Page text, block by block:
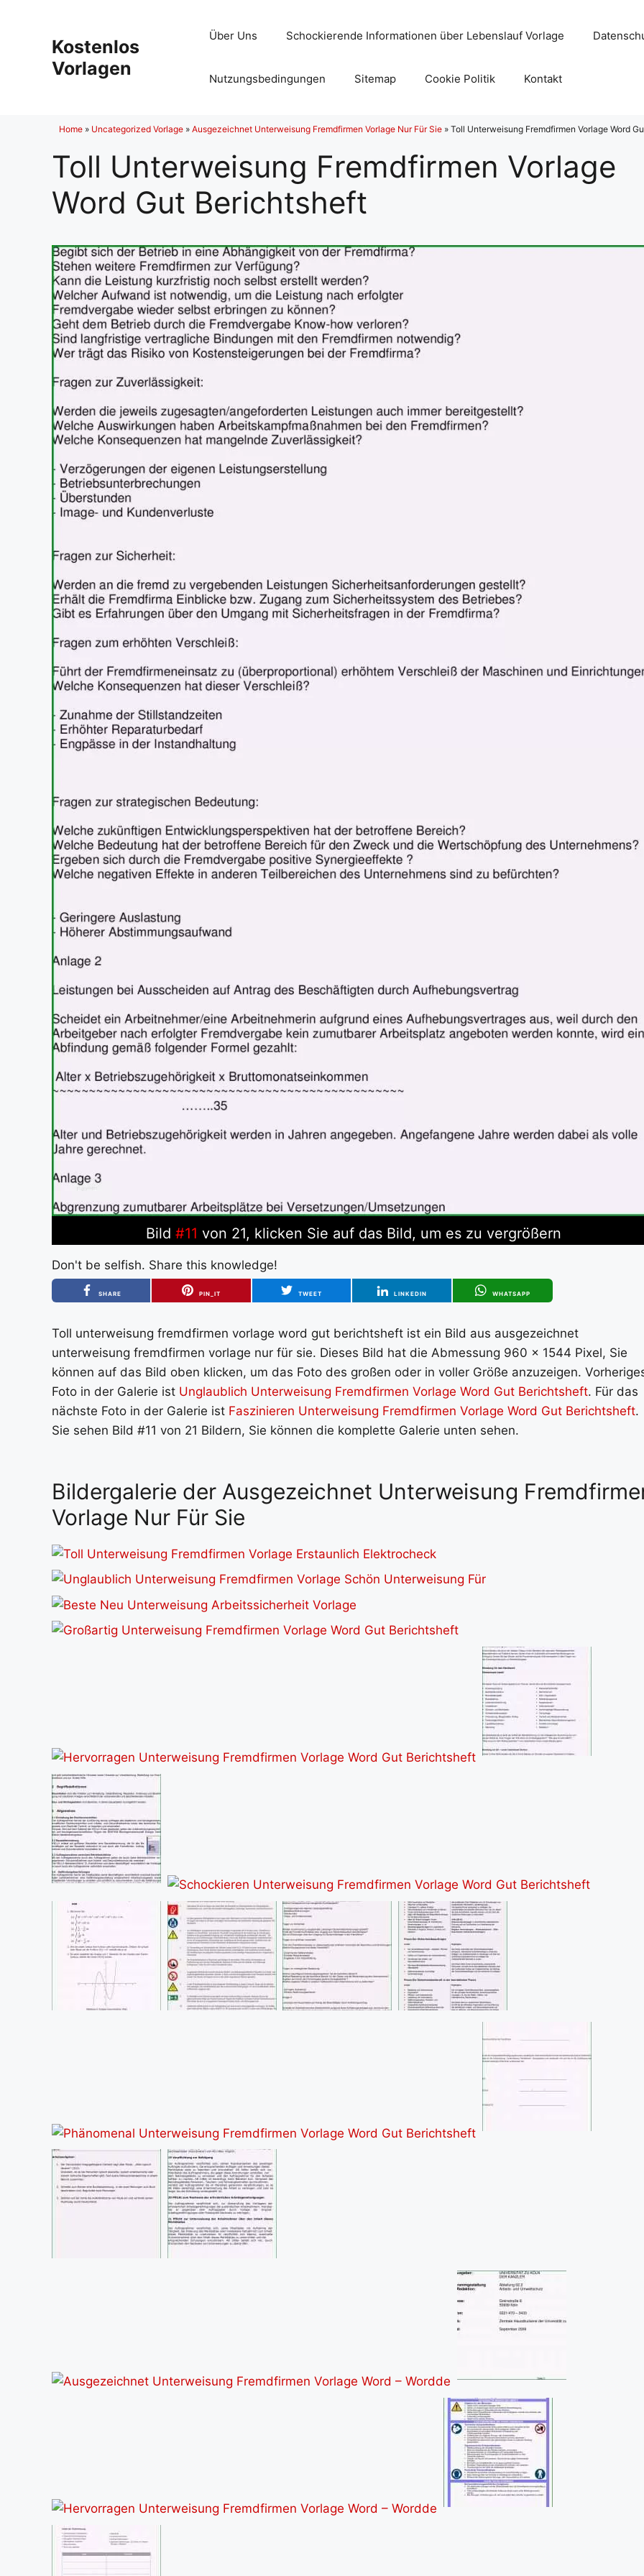
Kostenlos
Vorlagen
Über Uns Schockierende Informationen über Lebenslauf Vorlage
Nutzungsbedingungen Sitemap Cookie Politik Kontakt
Home » Uncategorized Vorlage » Ausgezeichnet Unterweisung Fremdfirmen Vorlage Nur Für Sie » Toll Unterweisung Fremdfirmen Vorlage Word
Toll Unterweisung Fremdfirmen Vorlage
Word Gut Berichtsheft
Bild #11 von 21, klicken Sie auf das Bild, um es zu vergrößern
Don't be selfish. Share this knowledge!
SHARE PIN_IT TWEET LINKEDIN WHATSAPP
Toll unterweisung fremdfirmen vorlage word gut berichtsheft ist ein Bild aus ausgezeichnet
unterweisung fremdfirmen vorlage nur für sie. Dieses Bild hat die Abmessung 960 x 1544 Pixel, Sie
können auf das Bild oben klicken, um das Foto des großen oder in voller Größe anzuzeigen.
Foto in der Galerie ist Unglaublich Unterweisung Fremdfirmen Vorlage Word Gut Berichtsheft. Für das
nächste Foto in der Galerie ist Faszinieren Unterweisung Fremdfirmen Vorlage Word Gut Berichtsheft.
Sie sehen Bild #11 von 21 Bildern, Sie können die komplette Galerie unten sehen.
Bildergalerie der Ausgezeichnet Unterweisung
Vorlage Nur Für Sie